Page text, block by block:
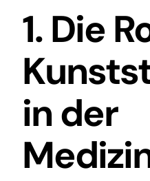
1. Die
in der